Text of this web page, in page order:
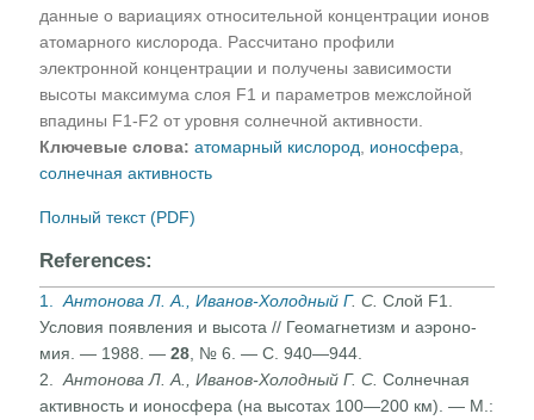
данные о вариациях относительной концентрации ионов
атомарного кислорода. Рассчитано профили
электронной концентрации и получены зависимости
высоты максимума слоя F1 и параметров межслойной
впадины F1-F2 от уровня солнечной активности.
Ключевые слова: атомарный кислород ионосфера
солнечная активность
Полный текст (PDF)
References:
1.Антонова Л. А., Иванов-Холодный Г. С.Слой F1.
Усло­вия появления и высота // Геомагнетизм и аэроно­
мия. — 1988. —28 , № 6. — С. 940—944.
2.Антонова Л. А., Иванов-Холодный Г. С.Солнечная
ак­тивность и ионосфера (на высотах 100—200 км). — М.: